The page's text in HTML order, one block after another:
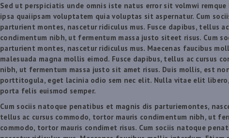
Sed ut perspiciatis unde omnis iste natus error sit volmwi
ipsa quaiipsam voluptatem quia voluptas sit aspernatur. Cum
parturient montes, nascetur ridiculus mus. Fusce dapibus, tellus
condimentum nibh, ut fermentum massa justo siteet risus. Cum
parturient montes, nascetur ridiculus mus. Maecenas faucibus
malesuada magna mollis eimod. Fusce dapibus, tellus ac cursus
nibh, ut fermentum massa justo sit amet risus. Duis mollis, est
porttitogula, eget lacinia odio sem nec elit. Nulla vitae elit
porta felis euismod semper.
Cum sociis natoque penatibus et magnis dis parturiemontes,
tellus ac cursus commodo, tortor mauris condimentum nibh, ut
commodo, tortor mauris condimet risus. Cum sociis natoque